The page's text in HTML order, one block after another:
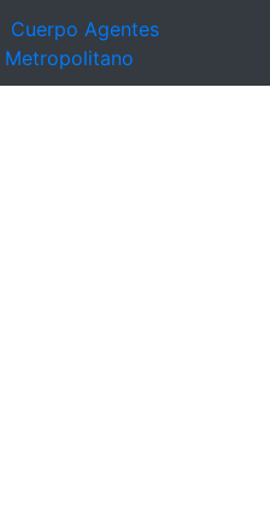
Cuerpo Agentes
Metropolitano